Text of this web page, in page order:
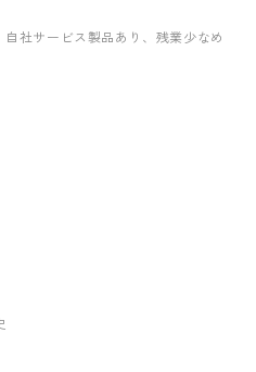
自社サービス製品あり 、残業少なめ